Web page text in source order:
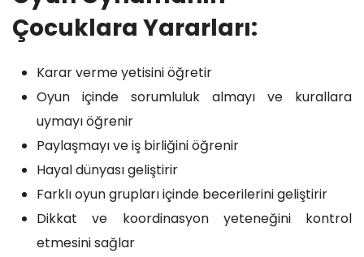
Çocuklara Yararları:
Karar verme yetisini öğretir
Oyun içinde sorumluluk almayı ve kurallara
uymayı öğrenir
Paylaşmayı ve iş birliğini öğrenir
Hayal dünyası geliştirir
Farklı oyun grupları içinde becerilerini geliştirir
Dikkat ve koordinasyon yeteneğini kontrol
etmesini sağlar